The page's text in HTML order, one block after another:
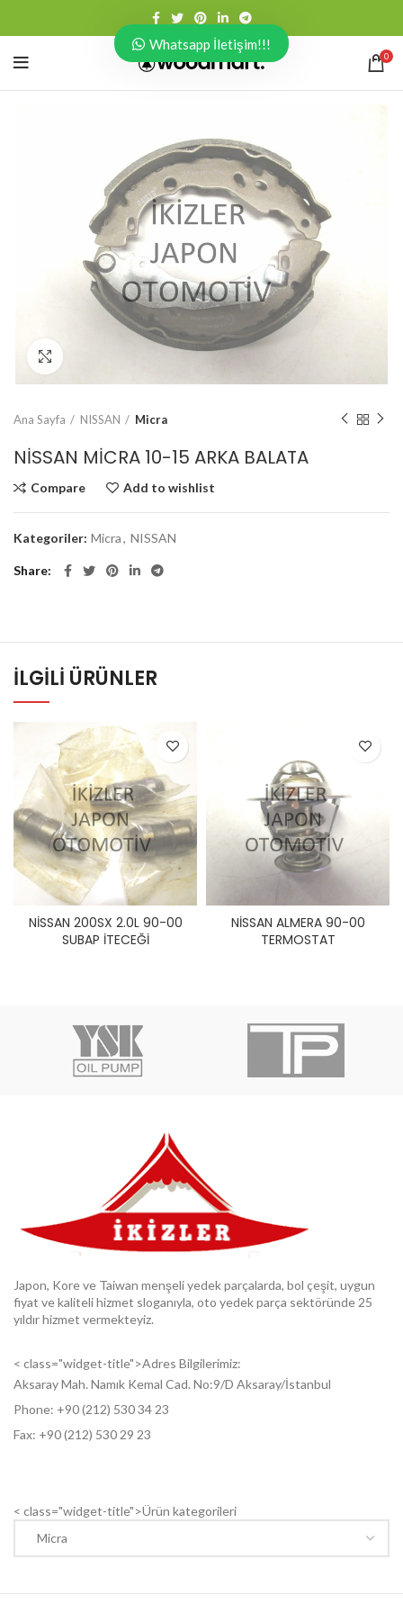
0
Ana Sayfa NISSAN Micra
NİSSAN MİCRA 10-15 ARKA BALATA
Compare Add to wishlist
Kategoriler: Micra, NISSAN
Share
İLGILI ÜRÜNLER
NİSSAN 200SX 2.0L 90-00
SUBAP İTECEĞİ
NİSSAN ALMERA 90-00
TERMOSTAT
Japon, Kore ve Taiwan menşeli yedek parçalarda, bol çeşit, uygun
fiyat ve kaliteli hizmet sloganıyla, oto yedek parça sektöründe 25
yıldır hizmet vermekteyiz.
< class="widget-title">Adres Bilgilerimiz:
Aksaray Mah. Namık Kemal Cad. No:9/D Aksaray/İstanbul
Phone: +90 (212) 530 34 23
Fax: +90 (212) 530 29 23
< class="widget-title">Ürün kategorileri
Whatsapp İletişim!!!